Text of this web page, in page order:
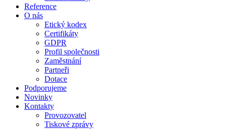
Reference
O nás
Etický kodex
Certifikáty
GDPR
Profil společnosti
Zaměstnání
Partneři
Dotace
Podporujeme
Novinky
Kontakty
Provozovatel
Tiskové zprávy